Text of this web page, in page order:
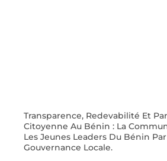
Transparence, Redevabilité Et
Citoyenne Au Bénin : La
Les Jeunes Leaders Du Bénin
Gouvernance Locale.